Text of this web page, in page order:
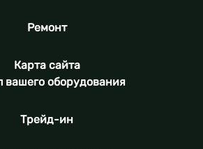
Ремонт
Карта сайта
вашего оборудования
Трейд-ин